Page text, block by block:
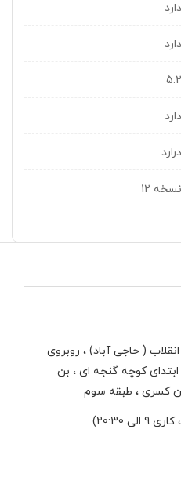
دارد
دارد
5.2
دارد
درارد
نسخه 12
( حاجی آباد) ، روبروی
كوچه گنجه ای ، بن
كسری ، طبقه سوم